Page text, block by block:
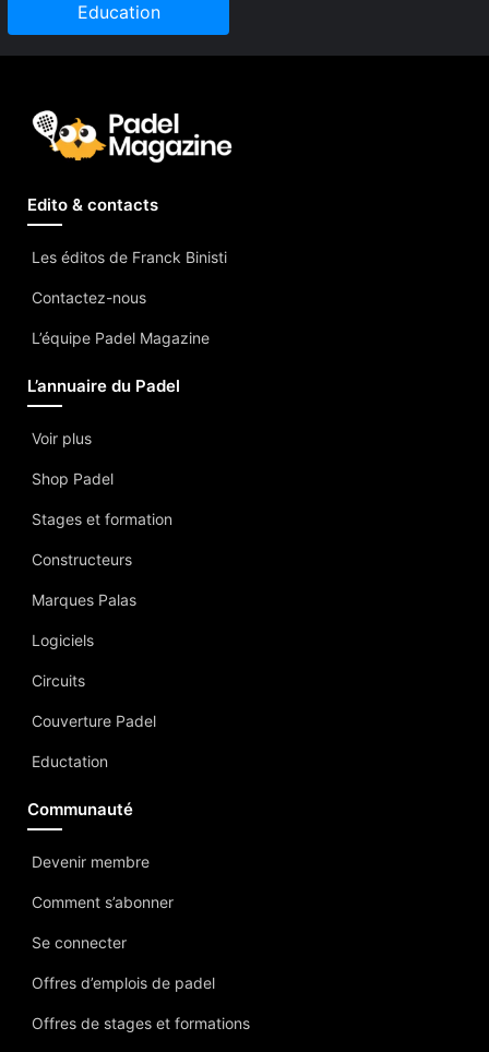
Education
Edito & contacts
Les éditos de Franck Binisti
Contactez-nous
L’équipe Padel Magazine
L’annuaire du Padel
Voir plus
Shop Padel
Stages et formation
Constructeurs
Marques Palas
Logiciels
Circuits
Couverture Padel
Eductation
Communauté
Devenir membre
Comment s’abonner
Se connecter
Offres d’emplois de padel
Offres de stages et formations